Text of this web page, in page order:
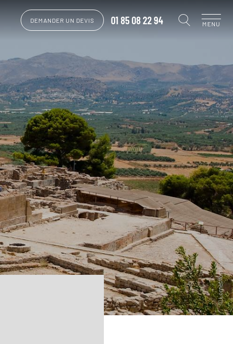
DEMANDER UN DEVIS 01 85 08 22 94 MENU